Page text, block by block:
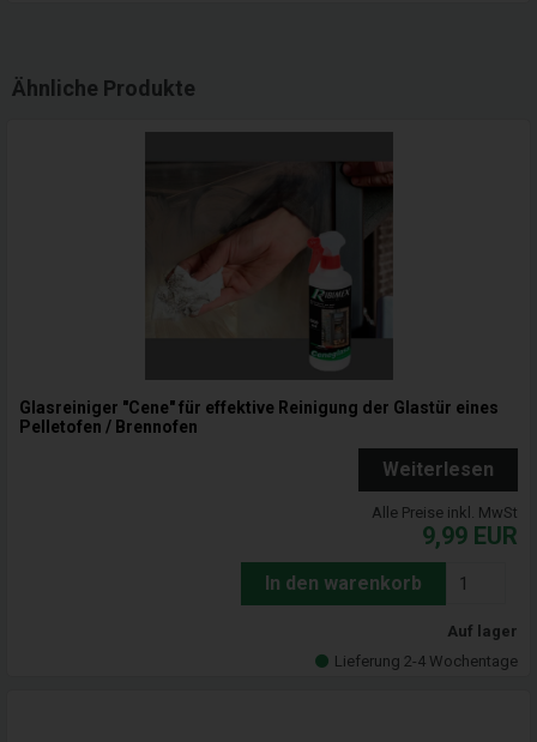
Ähnliche Produkte
Glasreiniger "Cene" für effektive Reinigung der Glastür eines
Pelletofen / Brennofen
Weiterlesen
Alle Preise inkl. MwSt
9,99 EUR
In den warenkorb
Auf lager
Lieferung 2-4 Wochentage